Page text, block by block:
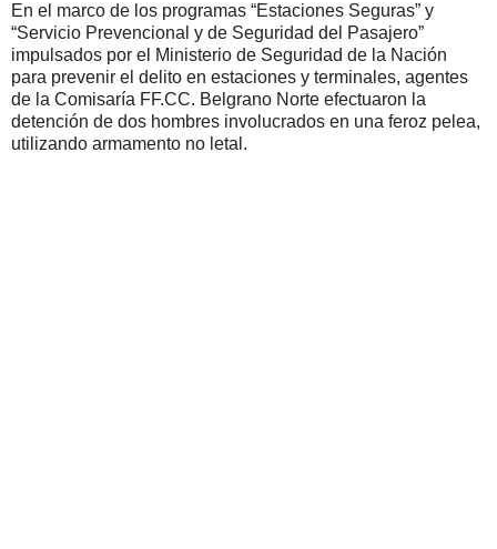
En el marco de los programas “Estaciones Seguras” y
“Servicio Prevencional y de Seguridad del Pasajero”
impulsados por el Ministerio de Seguridad de la Nación
para prevenir el delito en estaciones y terminales, agentes
de la Comisaría FF.CC. Belgrano Norte efectuaron la
detención de dos hombres involucrados en una feroz pelea,
utilizando armamento no letal.